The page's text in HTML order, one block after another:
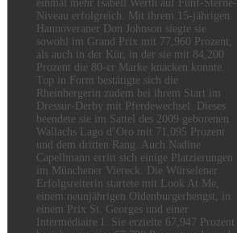
einmal mehr Isabell Werth auf Fünf-Sterne-
Niveau erfolgreich. Mit ihrem 15-jährigen
Hannoveraner Don Johnson siegte sie
sowohl im Grand Prix mit 77,960 Prozent,
als auch in der Kür, in der sie mit 84,200
Prozent die 80-er Marke knacken konnte.
Top in Form bestätigte sich die
Rheinbergerin zudem bei ihrem Start im
Dressur-Derby mit Pferdewechsel. Dieses
beendete sie im Sattel des 2009 geborenen
Wallachs Lago d’Oro mit 71,095 Prozent
und dem dritten Rang. Auch Nadine
Capellmann erritt sich einige Platzierungen
im Münchener Viereck. Die Würselener
Erfolgsreiterin startete mit Look At Me,
einem neunjährigen Oldenburgerhengst, in
einem Prix St. Georges und einer
Intermédiaire I. Sie erzielte 67,947 Prozent